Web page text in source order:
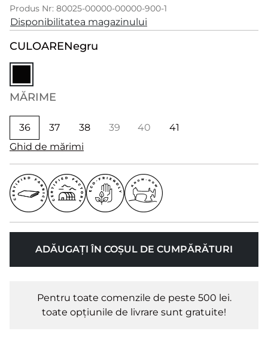
Produs Nr: 80025-00000-00000-900-1
Disponibilitatea magazinului
CULOARENegru
MĂRIME
36 37 38 39 40
41
Ghid de mărimi
ADĂUGAȚI ÎN COȘUL DE CUMPĂRĂTURI
Pentru toate comenzile de peste 500 lei.
toate opțiunile de livrare sunt gratuite!